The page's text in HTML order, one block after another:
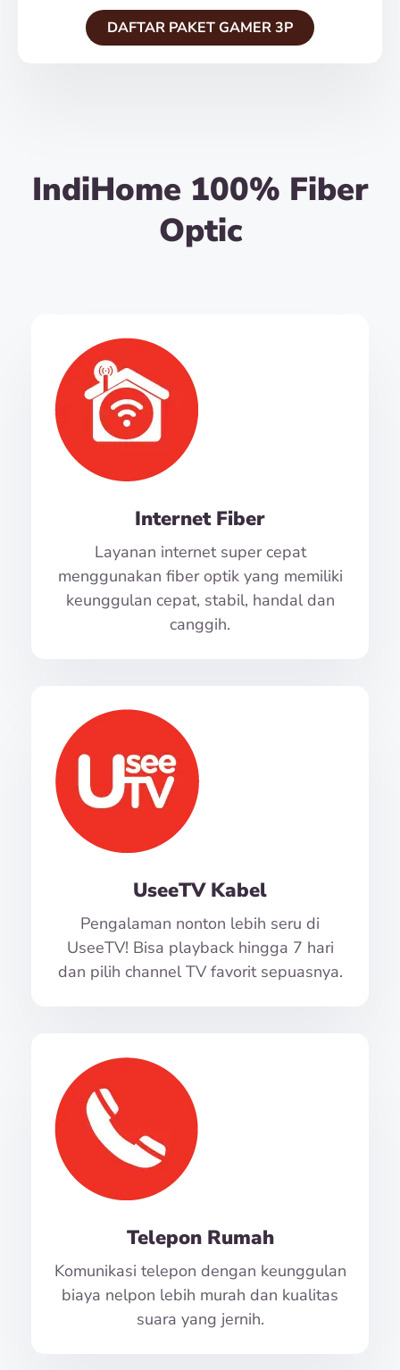
DAFTAR PAKET GAMER 3P
IndiHome 100% Fiber
Optic
Internet Fiber
Layanan internet super cepat
menggunakan fiber optik yang memiliki
keunggulan cepat, stabil, handal dan
canggih.
UseeTV Kabel
Pengalaman nonton lebih seru di
UseeTV! Bisa playback hingga 7 hari
dan pilih channel TV favorit sepuasnya.
Telepon Rumah
Komunikasi telepon dengan keunggulan
biaya nelpon lebih murah dan kualitas
suara yang jernih.